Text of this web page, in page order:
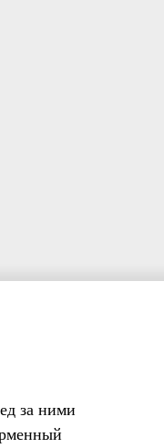
за ними